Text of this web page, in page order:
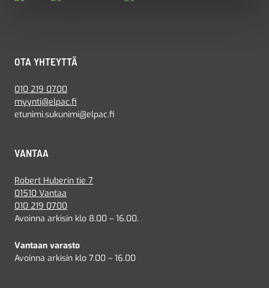
OTA YHTEYTTÄ
010 219 0700
myynti@elpac.fi
etunimi.sukunimi@elpac.fi
VANTAA
Robert Huberin tie 7
01510 Vantaa
010 219 0700
Avoinna arkisin klo 8.00 – 16.00.
Vantaan varasto
Avoinna arkisin klo 7.00 – 16.00